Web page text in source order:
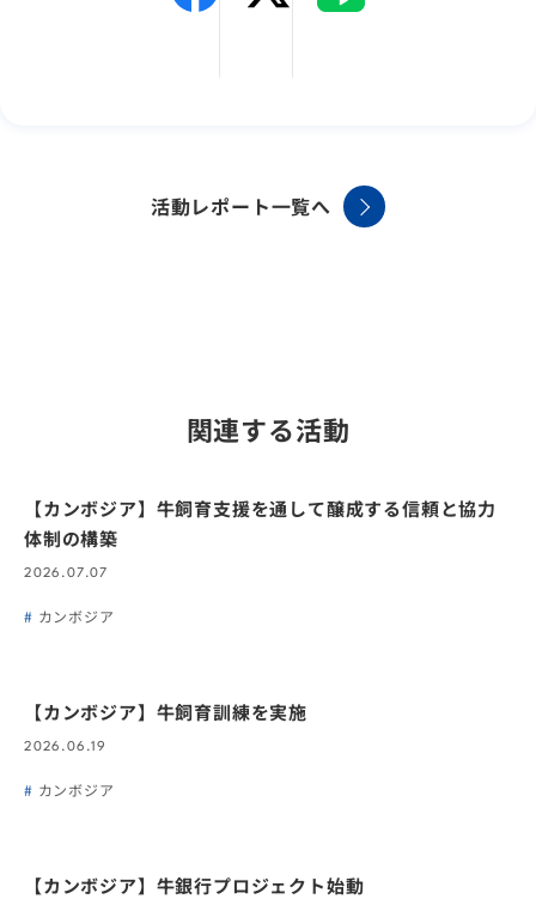
活動レポート一覧へ
関連する活動
【カンボジア】牛飼育支援を通して醸成する信頼と協力
体制の構築
2026.07.07
カンボジア
【カンボジア】牛飼育訓練を実施
2026.06.19
カンボジア
【カンボジア】牛銀行プロジェクト始動